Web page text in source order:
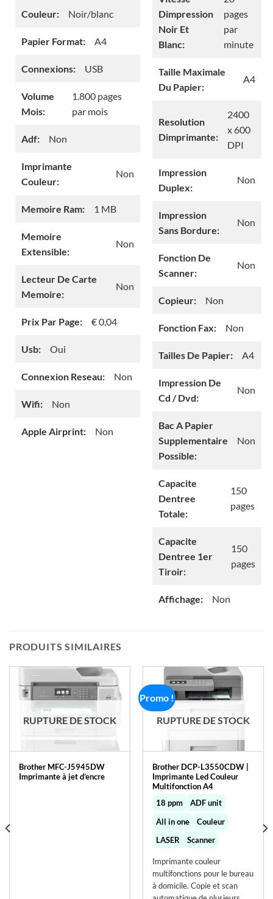
Couleur: Noir/blanc
Papier Format: A4
Connexions: USB
Volume
Mois:
1.800 pages
par mois
Adf: Non
Imprimante
Couleur:
Non
Memoire Ram: 1 MB
Memoire
Extensible:
Non
Lecteur De Carte
Memoire:
Non
Prix Par Page: € 0,04
Usb: Oui
Connexion Reseau: Non
Wifi: Non
Apple Airprint: Non
Dimpression
Noir Et
Blanc:
pages
par
minute
Taille Maximale
Du Papier:
A4
Resolution
Dimprimante:
2400
x 600
DPI
Impression
Duplex:
Non
Impression
Sans Bordure:
Non
Fonction De
Scanner:
Non
Copieur: Non
Fonction Fax: Non
Tailles De Papier: A4
Impression De
Cd / Dvd:
Non
Bac A Papier
Supplementaire
Possible:
Non
Capacite
Dentree
Totale:
150
pages
Capacite
Dentree 1er
Tiroir:
150
pages
Affichage: Non
PRODUITS SIMILAIRES
RUPTURE DE STOCK
Brother MFC-J5945DW
Imprimante à jet d’encre
Promo !
RUPTURE DE STOCK
Brother DCP-L3550CDW |
Imprimante Led Couleur
Multifonction A4
18 ppm
ADF unit
All in one
Couleur
LASER
Scanner
Imprimante couleur
multifonctions pour le bureau
à domicile. Copie et scan